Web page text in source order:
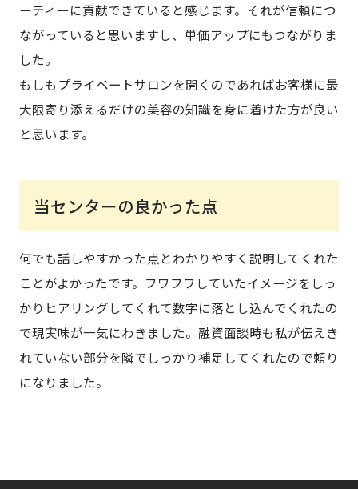
ーティーに貢献できていると感じます。それが信頼につ
ながっていると思いますし、単価アップにもつながりま
した。
もしもプライベートサロンを開くのであればお客様に最
大限寄り添えるだけの美容の知識を身に着けた方が良い
と思います。
当センターの良かった点
何でも話しやすかった点とわかりやすく説明してくれた
ことがよかったです。フワフワしていたイメージをしっ
かりヒアリングしてくれて数字に落とし込んでくれたの
で現実味が一気にわきました。融資面談時も私が伝えき
れていない部分を隣でしっかり補足してくれたので頼り
になりました。